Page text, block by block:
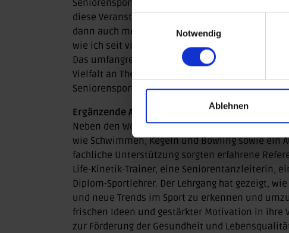
Notwendig
Ablehnen
Seniorensport zu informieren und diese in ihre
diese Veranstaltung, um als Übungsleiterin auf
dann auch meine Sportgruppen. Außerdem
wie ich seit vielen Jahren nach Osterburg
Das umfangreiche Programm umfasste zwölf
Vielfalt an Themen ermöglichte es den
Seniorensport zu gewinnen und das Gelernte in
Ergänzende Aktivfreizeiten und fachkundige
Neben den Workshops wurden den
wie Schwimmen, Kegeln und Bowling sowie ein
fachliche Unterstützung sorgten erfahrene
Life-Kinetik-Trainer, eine Seniorentanzleiterin,
Diplom-Sportlehrer. Der Lehrgang hat gezeigt,
und neue Trends im Sport zu erkennen und
frischen Ideen und gestärkter Motivation in ihre
zur Förderung der Gesundheit und